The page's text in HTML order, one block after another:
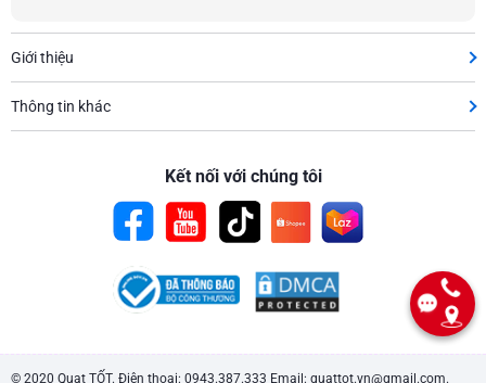
Giới thiệu
Thông tin khác
Kết nối với chúng tôi
© 2020 Quạt TỐT. Điện thoại: 0943.387.333 Email: quattot.vn@gmail.com.